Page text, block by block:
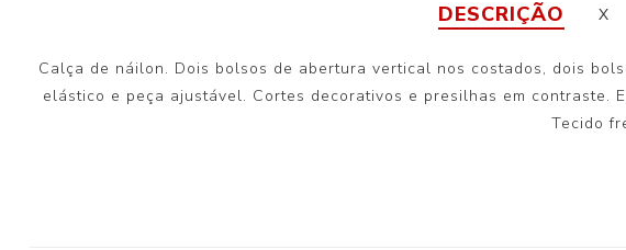
DESCRIÇÃO
Calça de náilon. Dois bolsos de abertura vertical nos costados, dois
elástico e peça ajustável. Cortes decorativos e presilhas em
Tecido